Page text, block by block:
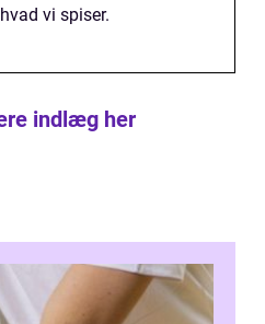
vi spiser.
indlæg her